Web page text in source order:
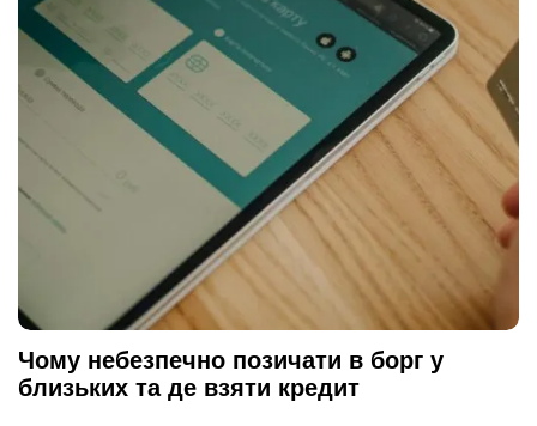
Чому небезпечно позичати в борг у
близьких та де взяти кредит